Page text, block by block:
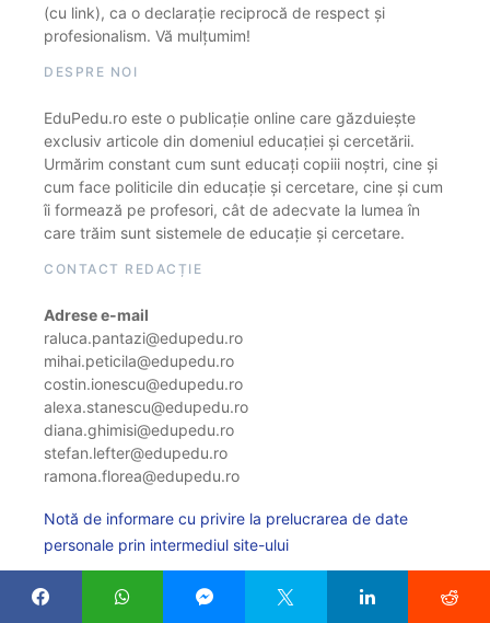
(cu link), ca o declarație reciprocă de respect și
profesionalism. Vă mulțumim!
DESPRE NOI
EduPedu.ro este o publicație online care găzduiește
exclusiv articole din domeniul educației și cercetării.
Urmărim constant cum sunt educați copiii noștri, cine și
cum face politicile din educație și cercetare, cine și cum
îi formează pe profesori, cât de adecvate la lumea în
care trăim sunt sistemele de educație și cercetare.
CONTACT REDACȚIE
Adrese e-mail
raluca.pantazi@edupedu.ro
mihai.peticila@edupedu.ro
costin.ionescu@edupedu.ro
alexa.stanescu@edupedu.ro
diana.ghimisi@edupedu.ro
stefan.lefter@edupedu.ro
ramona.florea@edupedu.ro
Notă de informare cu privire la prelucrarea de date
personale prin intermediul site-ului
Politica de cookie